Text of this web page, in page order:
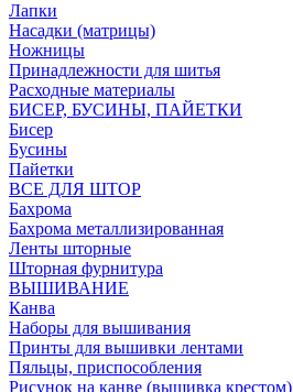
Лапки
Насадки (матрицы)
Ножницы
Принадлежности для шитья
Расходные материалы
БИСЕР, БУСИНЫ, ПАЙЕТКИ
Бисер
Бусины
Пайетки
ВСЕ ДЛЯ ШТОР
Бахрома
Бахрома металлизированная
Ленты шторные
Шторная фурнитура
ВЫШИВАНИЕ
Канва
Наборы для вышивания
Принты для вышивки лентами
Пяльцы, приспособления
Рисунок на канве (вышивка крестом)